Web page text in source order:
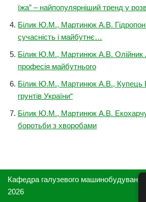
їжа” – найпопулярніший тренд у
Білик Ю.М., Мартинюк А.В.
сучасність і майбутнє…
Білик Ю.М., Мартинюк А.В. Олійник
професія майбутнього
Білик Ю.М., Мартинюк А.В., Купець
грунтів України“
Білик Ю.М., Мартинюк А.В.
боротьби з хворобами
Кафедра галузевого машинобудування
2026